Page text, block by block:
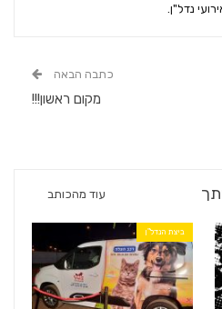
נדל"ן.
כתבה הבאה
מקום ראשון!!!
עוד מהכותב
ביצת הנדל"ן